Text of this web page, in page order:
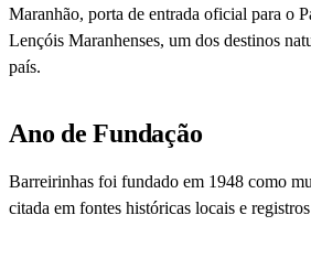
Maranhão, porta de entrada oficial para o
Lençóis Maranhenses, um dos destinos
país.
Ano de Fundação
Barreirinhas foi fundado em 1948 como
citada em fontes históricas locais e